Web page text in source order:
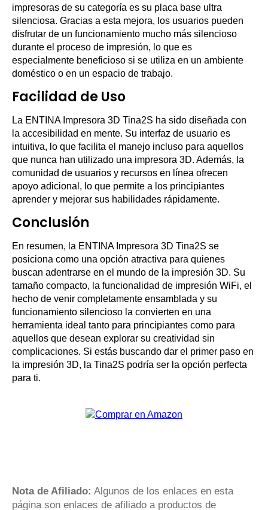
impresoras de su categoría es su placa base ultra
silenciosa. Gracias a esta mejora, los usuarios pueden
disfrutar de un funcionamiento mucho más silencioso
durante el proceso de impresión, lo que es
especialmente beneficioso si se utiliza en un ambiente
doméstico o en un espacio de trabajo.
Facilidad de Uso
La ENTINA Impresora 3D Tina2S ha sido diseñada con
la accesibilidad en mente. Su interfaz de usuario es
intuitiva, lo que facilita el manejo incluso para aquellos
que nunca han utilizado una impresora 3D. Además, la
comunidad de usuarios y recursos en línea ofrecen
apoyo adicional, lo que permite a los principiantes
aprender y mejorar sus habilidades rápidamente.
Conclusión
En resumen, la ENTINA Impresora 3D Tina2S se
posiciona como una opción atractiva para quienes
buscan adentrarse en el mundo de la impresión 3D. Su
tamaño compacto, la funcionalidad de impresión WiFi, el
hecho de venir completamente ensamblada y su
funcionamiento silencioso la convierten en una
herramienta ideal tanto para principiantes como para
aquellos que desean explorar su creatividad sin
complicaciones. Si estás buscando dar el primer paso en
la impresión 3D, la Tina2S podría ser la opción perfecta
para ti.
Nota de Afiliado: Algunos de los enlaces en esta
página son enlaces de afiliado a productos de